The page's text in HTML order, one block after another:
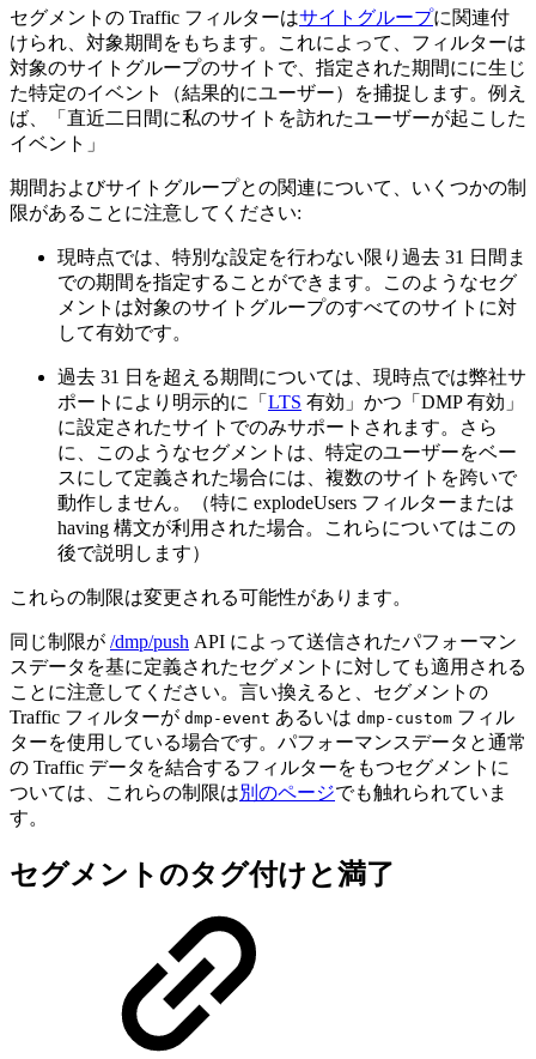
セグメントの Traffic フィルターはサイトグループに関連付
けられ、対象期間をもちます。これによって、フィルターは
対象のサイトグループのサイトで、指定された期間にに生じ
た特定のイベント（結果的にユーザー）を捕捉します。例え
ば、「直近二日間に私のサイトを訪れたユーザーが起こした
イベント」
期間およびサイトグループとの関連について、いくつかの制
限があることに注意してください:
現時点では、特別な設定を行わない限り過去 31 日間ま
での期間を指定することができます。このようなセグ
メントは対象のサイトグループのすべてのサイトに対
して有効です。
過去 31 日を超える期間については、現時点では弊社サ
ポートにより明示的に「 LTS 有効」かつ「DMP 有効」
に設定されたサイトでのみサポートされます。さら
に、このようなセグメントは、特定のユーザーをベー
スにして定義された場合には、複数のサイトを跨いで
動作しません。（特に explodeUsers フィルターまたは
having 構文が利用された場合。これらについてはこの
後で説明します）
これらの制限は変更される可能性があります。
同じ制限が /dmp/push API によって送信されたパフォーマン
スデータを基に定義されたセグメントに対しても適用される
ことに注意してください。言い換えると、セグメントの
Traffic フィルターが dmp-event あるいは dmp-custom フィル
ターを使用している場合です。パフォーマンスデータと通常
の Traffic データを結合するフィルターをもつセグメントに
ついては、これらの制限は別のページでも触れられていま
す。
セグメントのタグ付けと満了